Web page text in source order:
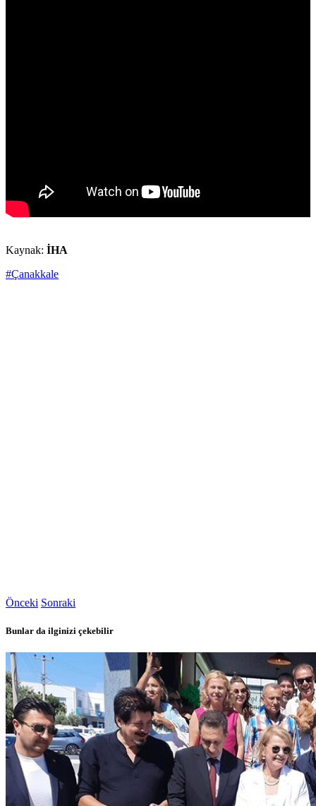
Kaynak: İHA
#Çanakkale
Önceki Sonraki
Bunlar da ilginizi çekebilir